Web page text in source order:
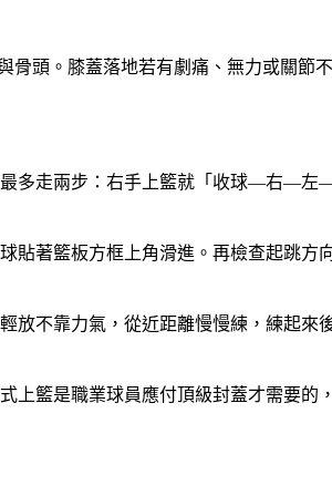
頭。膝蓋落地若有劇痛、無力或關節
多走兩步：右手上籃就「收球—右—左
著籃板方框上角滑進。再檢查起跳方
不靠力氣，從近距離慢慢練，練起來
籃是職業球員應付頂級封蓋才需要的